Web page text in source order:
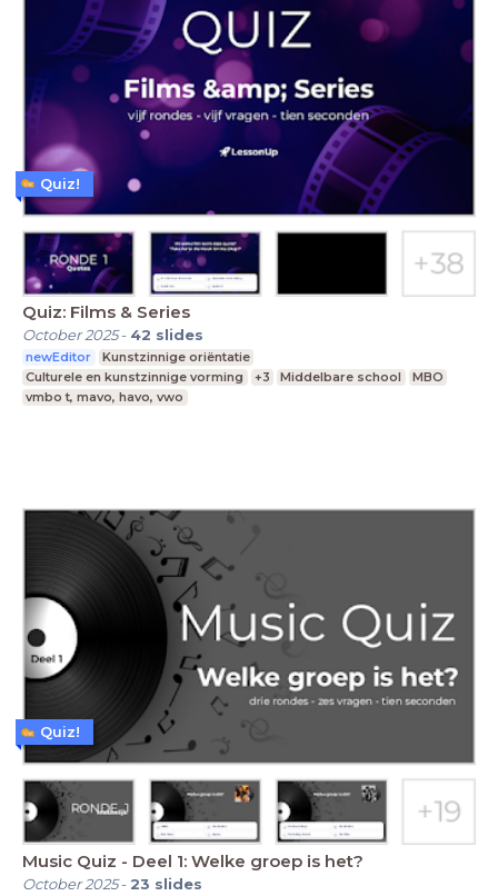
Quiz: Films & Series
October 2025- 42 slides
newEditor
Kunstzinnige oriëntatie
Culturele en kunstzinnige vorming
+3 Middelbare school
MBO
vmbo t, mavo, havo, vwo
Quiz!
Music Quiz - Deel 1: Welke groep is het?
October 2025- 23 slides
Quiz!